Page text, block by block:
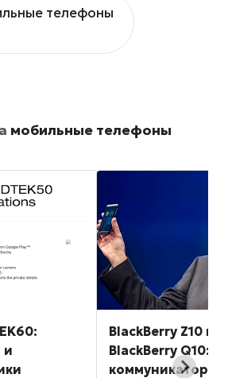
телефоны
мобильные телефоны
и
BlackBerry Z10 и
BlackBerry Q10:
коммуникаторы